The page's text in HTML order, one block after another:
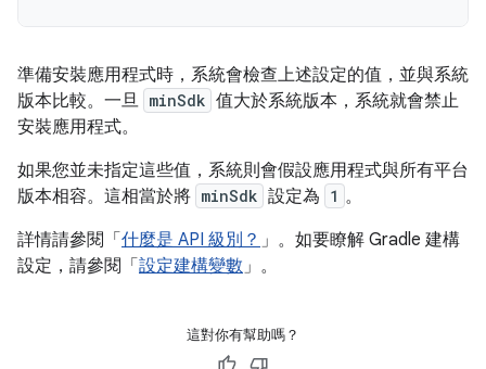
準備安裝應用程式時，系統會檢查上述設定的值，並與系統
版本比較。一旦 minSdk 值大於系統版本，系統就會禁止
安裝應用程式。
如果您並未指定這些值，系統則會假設應用程式與所有平台
版本相容。這相當於將 minSdk 設定為 1 。
詳情請參閱「 什麼是 API 級別？ 」。如要瞭解 Gradle 建構
設定，請參閱「 設定建構變數」。
這對你有幫助嗎？